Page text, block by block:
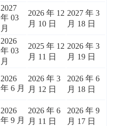
2027
年 03
月
2026 年 12
月 10 日
2027 年 3
月 18 日
2026
年 03
月
2025 年 12
月 11 日
2026 年 3
月 19 日
2026
年 6 月
2026 年 3
月 12 日
2026 年 6
月 18 日
2026
年 9 月
2026 年 6
月 11 日
2026 年 9
月 17 日